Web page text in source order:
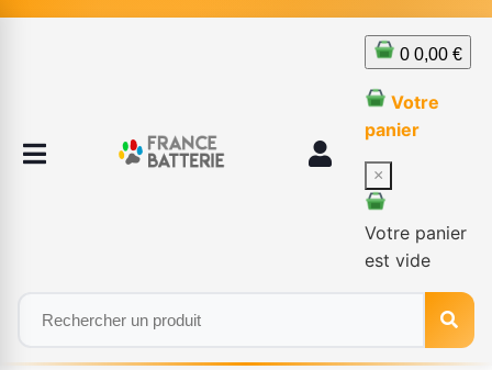
0 0,00 €
Votre
panier
×
Votre panier
est vide